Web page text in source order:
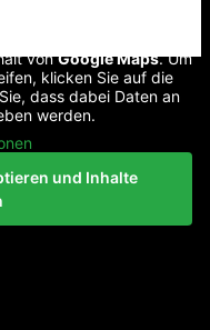
vonGoogle Maps. Um
klicken Sie auf die
dass dabei Daten an
werden.
und Inhalte